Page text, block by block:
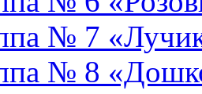
№ 7
№ 8